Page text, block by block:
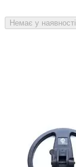
Немає у наявності